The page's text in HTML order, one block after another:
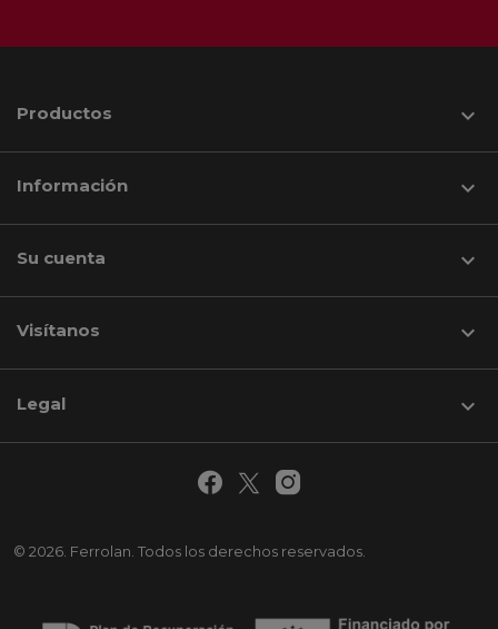
Productos 
Información 
Su cuenta 
Visítanos keyboard_arrow_down
© 2026. Ferrolan. Todos los derechos reservados.
Legal 